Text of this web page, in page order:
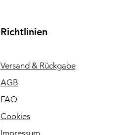
Richtlinien
Versand & Rückgabe
AGB
FAQ
Cookies
Impressum